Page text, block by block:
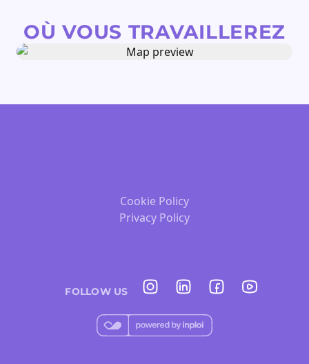
OÙ VOUS TRAVAILLEREZ
Cookie Policy
Privacy Policy
FOLLOW US